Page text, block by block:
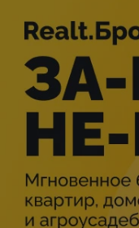
РАСПИСАНИЕ
Мероприятие в